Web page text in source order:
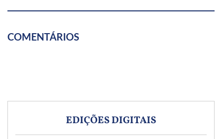
COMENTÁRIOS
EDIÇÕES DIGITAIS